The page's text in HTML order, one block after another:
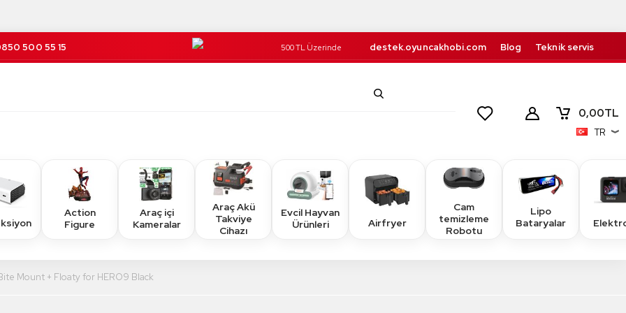
500 55 15 500 TL Üzerinde destek.oyuncakhobi.com Blog Teknik servis
0,00TL
TR
Action
Figure
Araç içi
Kameralar
Araç Akü
Takviye
Cihazı
Evcil Hayvan
Ürünleri
Airfryer
Cam
temizleme
Robotu
Lipo
Bataryalar
Mount + Floaty for HERO9 Black